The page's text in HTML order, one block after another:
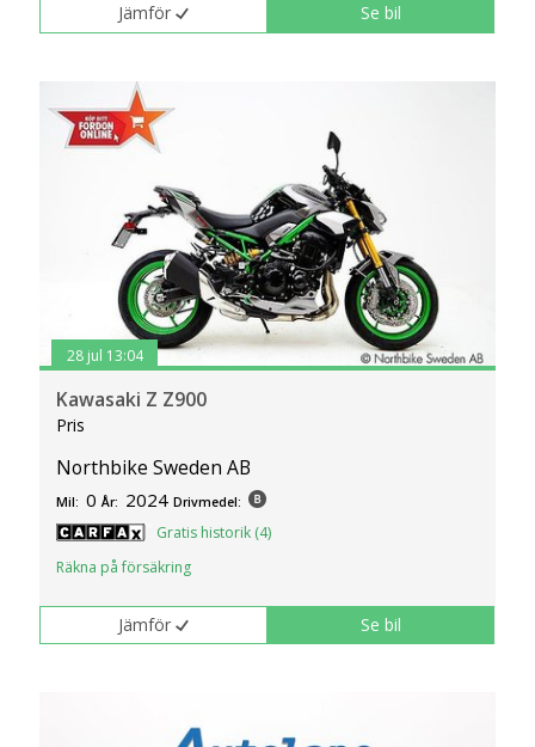
Jämför Se bil
28 jul 13:04
Kawasaki Z Z900
Pris
Northbike Sweden AB
Mil: 0 År: 2024 Drivmedel:
Gratis historik (4)
Räkna på försäkring
Jämför Se bil